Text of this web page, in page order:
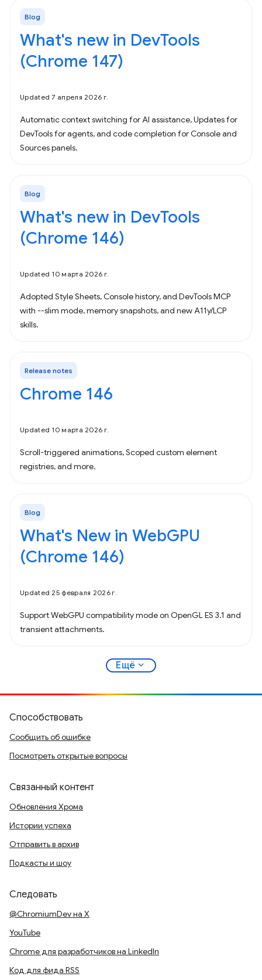
Blog
What's new in DevTools
(Chrome 147)
Updated 7 апреля 2026 г.
Automatic context switching for AI assistance, Updates for
DevTools for agents, and code completion for Console and
Sources panels.
Blog
What's new in DevTools
(Chrome 146)
Updated 10 марта 2026 г.
Adopted Style Sheets, Console history, and DevTools MCP
with --slim mode, memory snapshots, and new A11y/LCP
skills.
Release notes
Chrome 146
Updated 10 марта 2026 г.
Scroll-triggered animations, Scoped custom element
registries, and more.
Blog
What's New in WebGPU
(Chrome 146)
Updated 25 февраля 2026 г.
Support WebGPU compatibility mode on OpenGL ES 3.1 and
transient attachments.
Ещё expand_more
Способствовать
Сообщить об ошибке
Посмотреть открытые вопросы
Связанный контент
Обновления Хрома
Истории успеха
Отправить в архив
Подкасты и шоу
Следовать
@ChromiumDev на X
YouTube
Chrome для разработчиков на LinkedIn
Код для фида RSS